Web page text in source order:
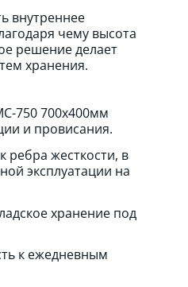
внутреннее
чему высота
решение делает
хранения.
750 700х400мм
и провисания.
ребра жесткости, в
эксплуатации на
хранение под
к ежедневным